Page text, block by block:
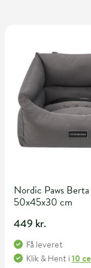
Nordic Paws
50x45x30 cm
449 kr.
Få leveret
Klik & Hent i 10